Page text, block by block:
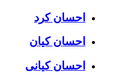
احسان کرد
احسان کیان
احسان کیانی